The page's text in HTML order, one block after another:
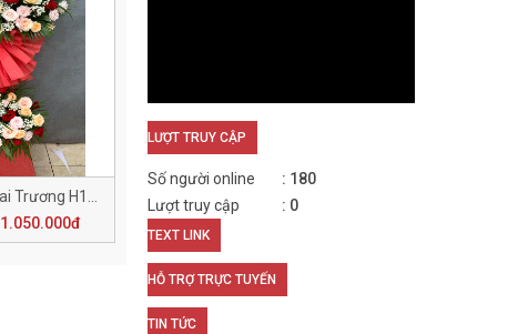
1.050.000đ
LƯỢT TRUY CẬP
Số người online
180
Lượt truy cập
0
TEXT LINK
HỖ TRỢ TRỰC TUYẾN
TIN TỨC